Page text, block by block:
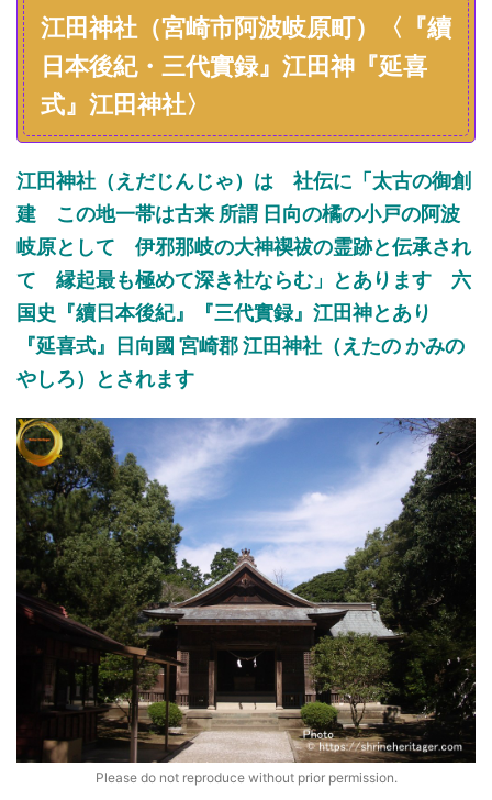
江田神社（宮崎市阿波岐原町）〈『續
日本後紀・三代實録』江田神『延喜
式』江田神社〉
江田神社（えだじんじゃ） は 社伝に「 太古の御創
建 この地一帯は古来 所謂 日向の橘の小戸の阿波
岐原として
伊邪那岐の大神禊祓の霊跡と伝承され
て 縁起最も極めて深き社ならむ 」とあります 六
国史『續日本後紀』『三代實録』 江田神とあり
『延喜式』
日向國 宮崎郡 江田神社 （えたの かみの
やしろ）
とされます
Please do not reproduce without prior permission.